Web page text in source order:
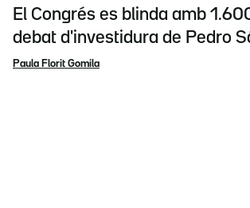
El Congrés es blinda amb
debat d'investidura de Pedro
Paula Florit Gomila